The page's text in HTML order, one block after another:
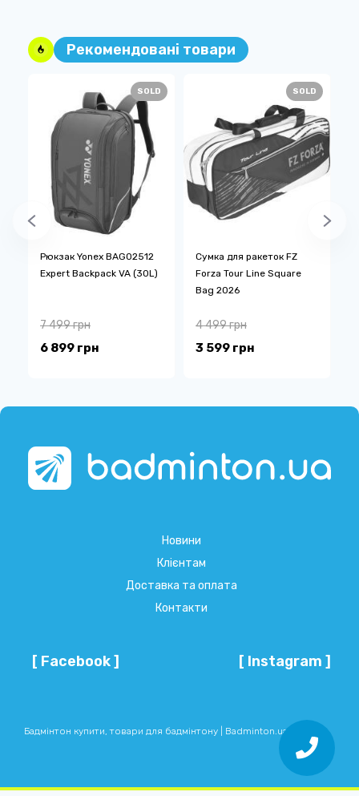
Рекомендовані товари
SOLD
Рюкзак Yonex BAG02512
Expert Backpack VA (30L)
6 899 грн
7 499 грн
SOLD
Сумка для ракеток FZ
Forza Tour Line Square
Bag 2026
3 599 грн
4 499 грн
Новини
Клієнтам
Доставка та оплата
Контакти
[ Facebook ] [ Instagram ]
Бадмінтон купити, товари для бадмінтону | Badminton.ua © 2026